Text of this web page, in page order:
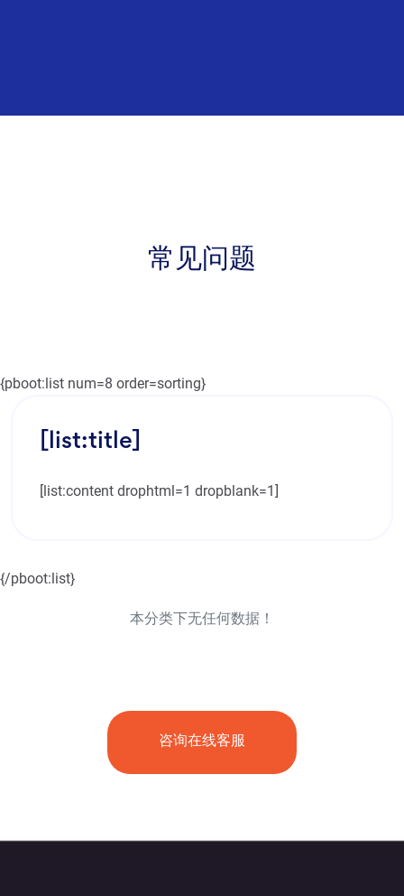
常见问题
{pboot:list num=8 order=sorting}
[list:title]
[list:content drophtml=1 dropblank=1]
{/pboot:list}
本分类下无任何数据！
咨询在线客服